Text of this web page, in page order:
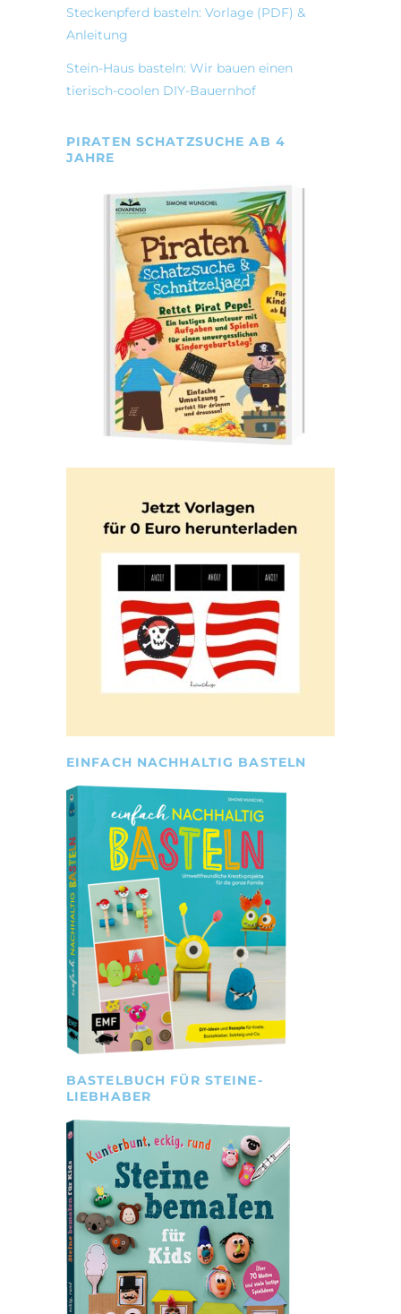
Steckenpferd basteln: Vorlage (PDF) &
Anleitung
Stein-Haus basteln: Wir bauen einen
tierisch-coolen DIY-Bauernhof
PIRATEN SCHATZSUCHE AB 4
JAHRE
EINFACH NACHHALTIG BASTELN
BASTELBUCH FÜR STEINE-
LIEBHABER